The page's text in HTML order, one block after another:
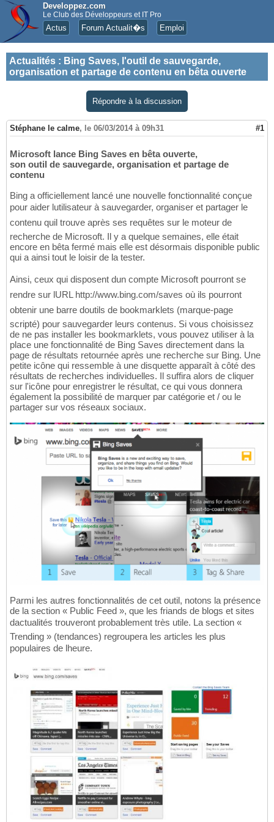
Developpez.com
Le Club des Développeurs et IT Pro
Actus Forum Actualit�s Emploi
Actualités : Bing Saves, l'outil de sauvegarde,
organisation et partage de contenu en bêta ouverte
Répondre à la discussion
Stéphane le calme, le 06/03/2014 à 09h31 #1
Microsoft lance Bing Saves en bêta ouverte,
son outil de sauvegarde, organisation et partage de
contenu
Bing a officiellement lancé une nouvelle fonctionnalité conçue
pour aider lutilisateur à sauvegarder, organiser et partager le
contenu quil trouve après ses requêtes sur le moteur de
recherche de Microsoft. Il y a quelque semaines, elle était
encore en bêta fermé mais elle est désormais disponible public
qui a ainsi tout le loisir de la tester.
Ainsi, ceux qui disposent dun compte Microsoft pourront se
rendre sur lURL http://www.bing.com/saves où ils pourront
obtenir une barre doutils de bookmarklets (marque-page
scripté) pour sauvegarder leurs contenus. Si vous choisissez
de ne pas installer les bookmarklets, vous pouvez utiliser à la
place une fonctionnalité de Bing Saves directement dans la
page de résultats retournée après une recherche sur Bing. Une
petite icône qui ressemble à une disquette apparaît à côté des
résultats de recherches individuelles. Il suffira alors de cliquer
sur l'icône pour enregistrer le résultat, ce qui vous donnera
également la possibilité de marquer par catégorie et / ou le
partager sur vos réseaux sociaux.
Parmi les autres fonctionnalités de cet outil, notons la présence
de la section « Public Feed », que les friands de blogs et sites
dactualités trouveront probablement très utile. La section «
Trending » (tendances) regroupera les articles les plus
populaires de lheure.